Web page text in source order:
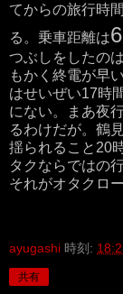
てからの旅行時
る。乗車距離は
つぶしをしたの
もかく終電が早
はせいぜい17時
にない。まあ夜
るわけだが。鶴
揺られること20
タクならではの
それがオタクロー
ayugashi 時刻:
共有